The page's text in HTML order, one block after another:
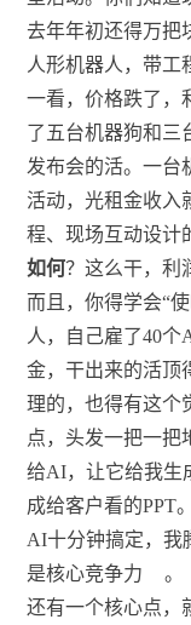
去年年初还得万把
人形机器人，带工
一看，价格跌了，
了五台机器狗和三
发布会的活。一台
活动，光租金收入
程、现场互动设计
如何？这么干，利
而且，你得学会“
人，自己雇了40个
金，干出来的活顶
理的，也得有这个
点，头发一把一把
给AI，让它给我生
成给客户看的PPT
AI十分钟搞定，我
是核心竞争力
。
还有一个核心点，